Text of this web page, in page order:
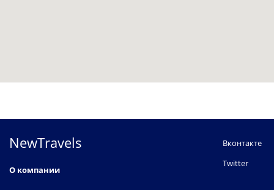
NewTravels
О компании
Вконтакте
Twitter